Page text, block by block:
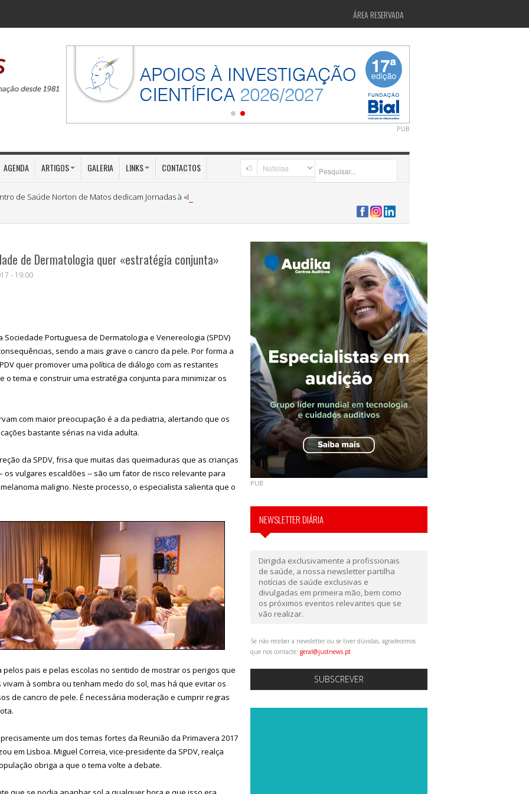
ÁREA RESERVADA
PUB
AGENDA ARTIGOS GALERIA LINKS CONTACTOS
de Saúde Norton de Matos dedicam Jornadas à «Medicina Preventiva»
de Dermatologia quer «estratégia conjunta»
- 19:00
Portuguesa de Dermatologia e Venereologia (SPDV)
sendo a mais grave o cancro da pele. Por forma a
quer promover uma política de diálogo com as restantes
o tema e construir uma estratégia conjunta para minimizar os
com maior preocupação é a da pediatria, alertando que os
bastante sérias na vida adulta.
da SPDV, frisa que muitas das queimaduras que as crianças
vulgares escaldões -- são um fator de risco relevante para
maligno. Neste processo, o especialista salienta que o
pelos pais e pelas escolas no sentido de mostrar os perigos que
à sombra ou tenham medo do sol, mas há que evitar os
de cancro de pele. É necessária moderação e cumprir regras
um dos temas fortes da Reunião da Primavera 2017
em Lisboa. Miguel Correia, vice-presidente da SPDV, realça
obriga a que o tema volte a debate.
PUB
NEWSLETTER DIÁRIA
Dirigida exclusivamente a profissionais
de saúde, a nossa newsletter partilha
notícias de saúde exclusivas e
divulgadas em primeira mão, bem como
os próximos eventos relevantes que se
vão realizar.
Se não receber a newsletter ou se tiver dúvidas, agradecemos
que nos contacte: geral@justnews.pt
SUBSCREVER